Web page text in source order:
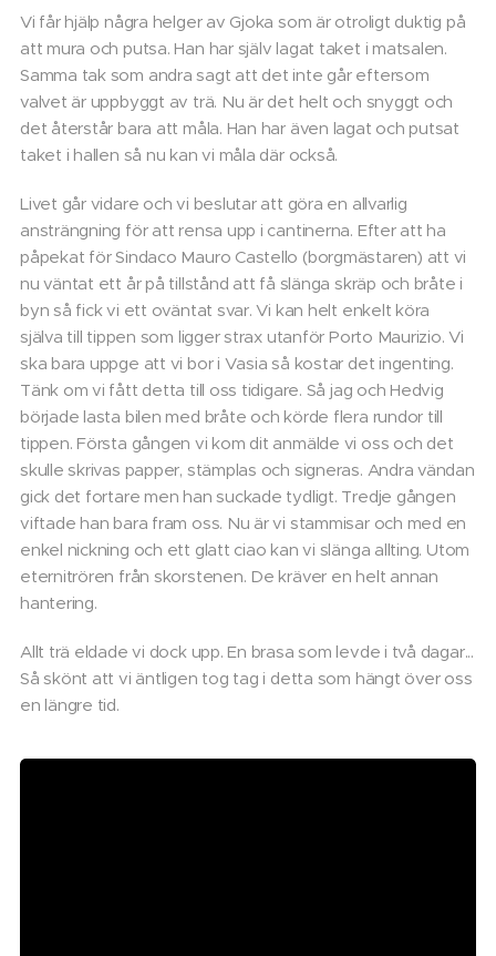
Vi får hjälp några helger av Gjoka som är otroligt duktig på
att mura och putsa. Han har själv lagat taket i matsalen.
Samma tak som andra sagt att det inte går eftersom
valvet är uppbyggt av trä. Nu är det helt och snyggt och
det återstår bara att måla. Han har även lagat och putsat
taket i hallen så nu kan vi måla där också.
Livet går vidare och vi beslutar att göra en allvarlig
ansträngning för att rensa upp i cantinerna. Efter att ha
påpekat för Sindaco Mauro Castello (borgmästaren) att vi
nu väntat ett år på tillstånd att få slänga skräp och bråte i
byn så fick vi ett oväntat svar. Vi kan helt enkelt köra
själva till tippen som ligger strax utanför Porto Maurizio. Vi
ska bara uppge att vi bor i Vasia så kostar det ingenting.
Tänk om vi fått detta till oss tidigare. Så jag och Hedvig
började lasta bilen med bråte och körde flera rundor till
tippen. Första gången vi kom dit anmälde vi oss och det
skulle skrivas papper, stämplas och signeras. Andra vändan
gick det fortare men han suckade tydligt. Tredje gången
viftade han bara fram oss. Nu är vi stammisar och med en
enkel nickning och ett glatt ciao kan vi slänga allting. Utom
eternitrören från skorstenen. De kräver en helt annan
hantering.
Allt trä eldade vi dock upp. En brasa som levde i två dagar...
Så skönt att vi äntligen tog tag i detta som hängt över oss
en längre tid.